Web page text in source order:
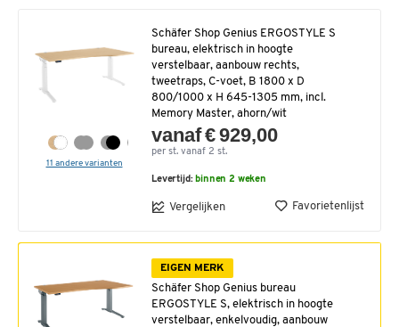
11 andere varianten
Schäfer Shop Genius ERGOSTYLE S
bureau, elektrisch in hoogte
verstelbaar, aanbouw rechts,
tweetraps, C-voet, B 1800 x D
800/1000 x H 645-1305 mm, incl.
Memory Master, ahorn/wit
vanaf € 929,00
per st. vanaf 2 st.
Levertijd:binnen 2 weken
Vergelijken Favorietenlijst
EIGEN MERK
Schäfer Shop Genius bureau
ERGOSTYLE S, elektrisch in hoogte
verstelbaar, enkelvoudig, aanbouw